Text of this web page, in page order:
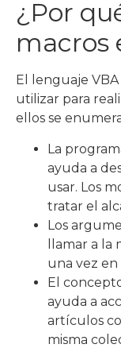
¿Por
macros
El lenguaje
utilizar para
ellos se
La
ayuda a
usar. Los
tratar el
Los
llamar a
una vez
El
ayuda a
artículos
misma